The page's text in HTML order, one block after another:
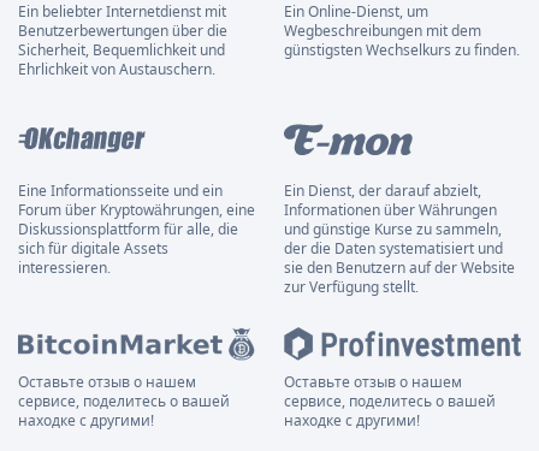
Ein beliebter Internetdienst mit
Benutzerbewertungen über die
Sicherheit, Bequemlichkeit und
Ehrlichkeit von Austauschern.
Ein Online-Dienst, um
Wegbeschreibungen mit dem
günstigsten Wechselkurs zu finden.
Eine Informationsseite und ein
Forum über Kryptowährungen, eine
Diskussionsplattform für alle, die
sich für digitale Assets
interessieren.
Ein Dienst, der darauf abzielt,
Informationen über Währungen
und günstige Kurse zu sammeln,
der die Daten systematisiert und
sie den Benutzern auf der Website
zur Verfügung stellt.
Оставьте отзыв о нашем
сервисе, поделитесь о вашей
находке с другими!
Оставьте отзыв о нашем
сервисе, поделитесь о вашей
находке с другими!